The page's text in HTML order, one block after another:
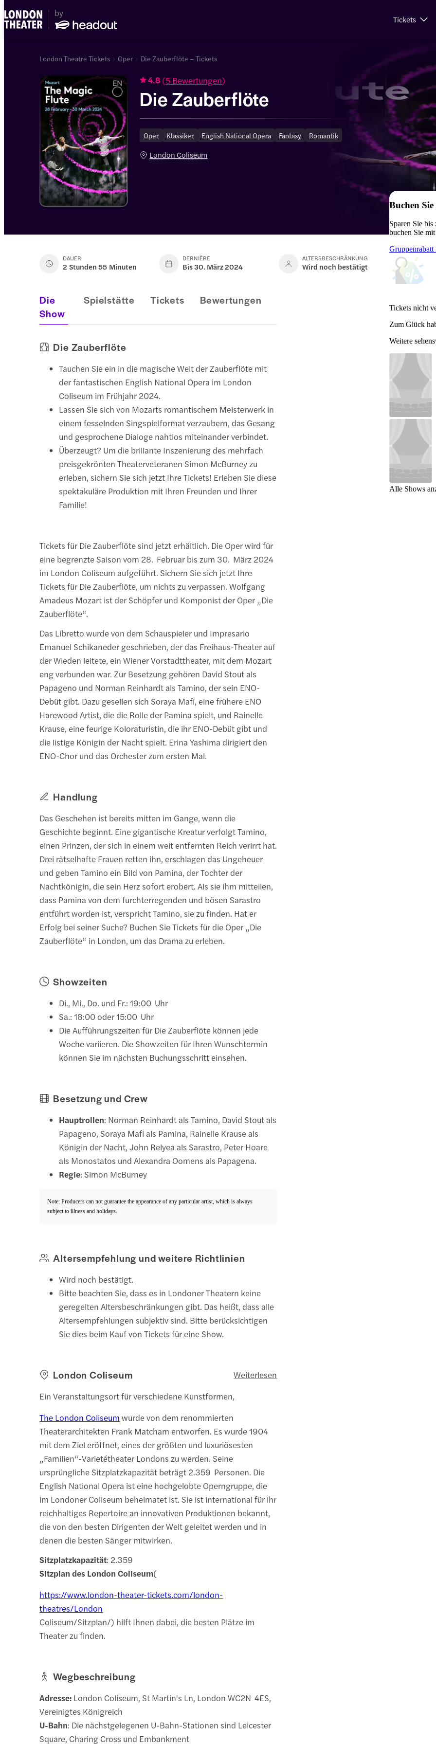
Tickets
London Theatre Tickets Oper Die Zauberflöte – Tickets
4.8 (5 Bewertungen)
Die Zauberflöte
Oper Klassiker English National Opera Fantasy Romantik
London Coliseum
DAUER
2 Stunden 55 Minuten
DERNIÈRE
Bis 30. März 2024
ALTERSBESCHRÄNKUNG
Wird noch bestätigt
Buchen
Sparen Sie
buchen Sie
Gruppenrabatt
Tickets nicht
Zum Glück
Weitere
Alle Shows
Die
Show
Spielstätte Tickets Bewertungen
Die Zauberflöte
Tauchen Sie ein in die magische Welt der Zauberflöte mit
der fantastischen English National Opera im London
Coliseum im Frühjahr 2024.
Lassen Sie sich von Mozarts romantischem Meisterwerk in
einem fesselnden Singspielformat verzaubern, das Gesang
und gesprochene Dialoge nahtlos miteinander verbindet.
Überzeugt? Um die brillante Inszenierung des mehrfach
preisgekrönten Theaterveteranen Simon McBurney zu
erleben, sichern Sie sich jetzt Ihre Tickets! Erleben Sie diese
spektakuläre Produktion mit Ihren Freunden und Ihrer
Familie!
Tickets für Die Zauberflöte sind jetzt erhältlich. Die Oper wird für
eine begrenzte Saison vom 28. Februar bis zum 30. März 2024
im London Coliseum aufgeführt. Sichern Sie sich jetzt Ihre
Tickets für Die Zauberflöte, um nichts zu verpassen. Wolfgang
Amadeus Mozart ist der Schöpfer und Komponist der Oper „Die
Zauberflöte“.
Das Libretto wurde von dem Schauspieler und Impresario
Emanuel Schikaneder geschrieben, der das Freihaus-Theater auf
der Wieden leitete, ein Wiener Vorstadttheater, mit dem Mozart
eng verbunden war. Zur Besetzung gehören David Stout als
Papageno und Norman Reinhardt als Tamino, der sein ENO-
Debüt gibt. Dazu gesellen sich Soraya Mafi, eine frühere ENO
Harewood Artist, die die Rolle der Pamina spielt, und Rainelle
Krause, eine feurige Koloraturistin, die ihr ENO-Debüt gibt und
die listige Königin der Nacht spielt. Erina Yashima dirigiert den
ENO-Chor und das Orchester zum ersten Mal.
Handlung
Das Geschehen ist bereits mitten im Gange, wenn die
Geschichte beginnt. Eine gigantische Kreatur verfolgt Tamino,
einen Prinzen, der sich in einem weit entfernten Reich verirrt hat.
Drei rätselhafte Frauen retten ihn, erschlagen das Ungeheuer
und geben Tamino ein Bild von Pamina, der Tochter der
Nachtkönigin, die sein Herz sofort erobert. Als sie ihm mitteilen,
dass Pamina von dem furchterregenden und bösen Sarastro
entführt worden ist, verspricht Tamino, sie zu finden. Hat er
Erfolg bei seiner Suche? Buchen Sie Tickets für die Oper „Die
Zauberflöte“ in London, um das Drama zu erleben.
Showzeiten
Di., Mi., Do. und Fr.: 19:00 Uhr
Sa.: 18:00 oder 15:00 Uhr
Die Aufführungszeiten für Die Zauberflöte können jede
Woche variieren. Die Showzeiten für Ihren Wunschtermin
können Sie im nächsten Buchungsschritt einsehen.
Besetzung und Crew
Hauptrollen: Norman Reinhardt als Tamino, David Stout als
Papageno, Soraya Mafi als Pamina, Rainelle Krause als
Königin der Nacht, John Relyea als Sarastro, Peter Hoare
als Monostatos und Alexandra Oomens als Papagena.
Regie: Simon McBurney
Note: Producers can not guarantee the appearance of any particular artist, which is always
subject to illness and holidays.
Altersempfehlung und weitere Richtlinien
Wird noch bestätigt.
Bitte beachten Sie, dass es in Londoner Theatern keine
geregelten Altersbeschränkungen gibt. Das heißt, dass alle
Altersempfehlungen subjektiv sind. Bitte berücksichtigen
Sie dies beim Kauf von Tickets für eine Show.
London Coliseum
Weiterlesen
Ein Veranstaltungsort für verschiedene Kunstformen,
The London Coliseum wurde von dem renommierten
Theaterarchitekten Frank Matcham entworfen. Es wurde 1904
mit dem Ziel eröffnet, eines der größten und luxuriösesten
„Familien“-Varietétheater Londons zu werden. Seine
ursprüngliche Sitzplatzkapazität beträgt 2.359 Personen. Die
English National Opera ist eine hochgelobte Operngruppe, die
im Londoner Coliseum beheimatet ist. Sie ist international für ihr
reichhaltiges Repertoire an innovativen Produktionen bekannt,
die von den besten Dirigenten der Welt geleitet werden und in
denen die besten Sänger mitwirken.
Sitzplatzkapazität: 2.359
Sitzplan des London Coliseum(
https://www.london-theater-tickets.com/london-
theatres/London
Coliseum/Sitzplan/) hilft Ihnen dabei, die besten Plätze im
Theater zu finden.
Wegbeschreibung
Adresse: London Coliseum, St Martin's Ln, London WC2N 4ES,
Vereinigtes Königreich
U-Bahn: Die nächstgelegenen U-Bahn-Stationen sind Leicester
Square, Charing Cross und Embankment